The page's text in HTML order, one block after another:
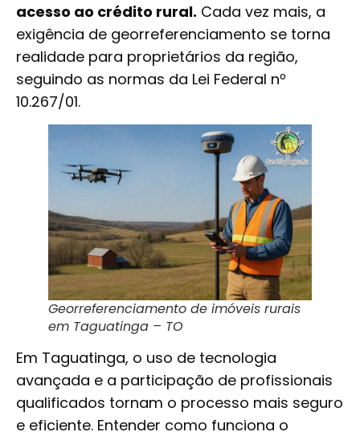
acesso ao crédito rural. Cada vez mais, a
exigência de georreferenciamento se torna
realidade para proprietários da região,
seguindo as normas da Lei Federal nº
10.267/01.
Georreferenciamento de imóveis rurais
em Taguatinga – TO
Em Taguatinga, o uso de tecnologia
avançada e a participação de profissionais
qualificados tornam o processo mais seguro
e eficiente. Entender como funciona o